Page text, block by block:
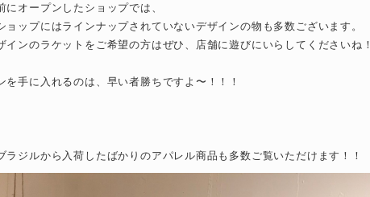
にオープンしたショップでは、
ョップにはラインナップされていないデザインの物も多数ございます。
インのラケットをご希望の方はぜひ、店舗に遊びにいらしてくださいね！
を手に入れるのは、早い者勝ちですよ〜！！！
ラジルから入荷したばかりのアパレル商品も多数ご覧いただけます！！